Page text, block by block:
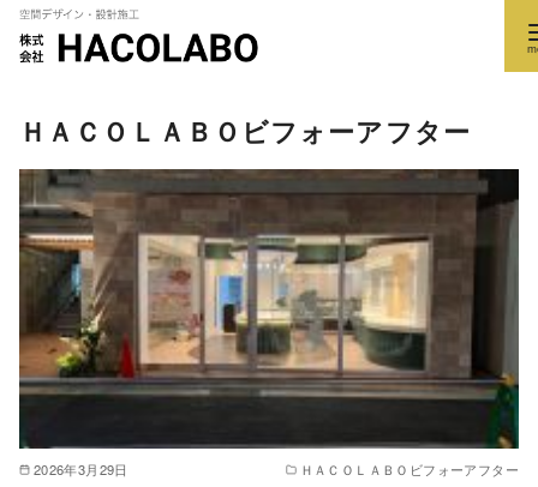
ＨＡＣＯＬＡＢＯビフォーアフター
2026年3月29日 ＨＡＣＯＬＡＢＯビフォーアフター